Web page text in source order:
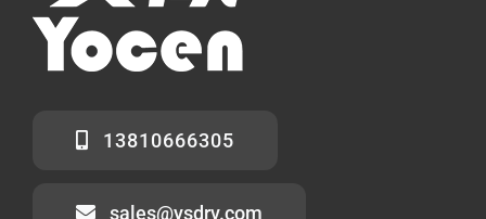
13810666305
sales@ysdrv.com